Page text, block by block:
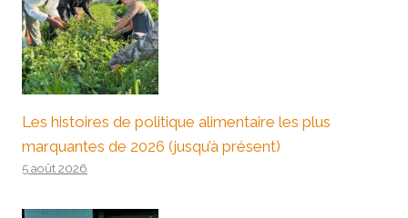
Les histoires de politique alimentaire les plus
marquantes de 2026 (jusqu’à présent)
5 août 2026